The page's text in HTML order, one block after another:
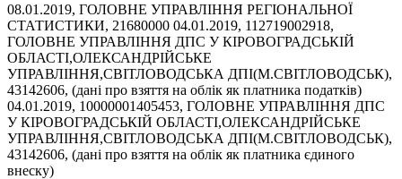
08.01.2019, ГОЛОВНЕ УПРАВЛІННЯ РЕГІОНАЛЬНОЇ
СТАТИСТИКИ, 21680000 04.01.2019, 112719002918,
ГОЛОВНЕ УПРАВЛІННЯ ДПС У КІРОВОГРАДСЬКІЙ
ОБЛАСТІ,ОЛЕКСАНДРІЙСЬКЕ
УПРАВЛІННЯ,СВІТЛОВОДСЬКА ДПІ(М.СВІТЛОВОДСЬК),
43142606, (дані про взяття на облік як платника податків)
04.01.2019, 10000001405453, ГОЛОВНЕ УПРАВЛІННЯ ДПС
У КІРОВОГРАДСЬКІЙ ОБЛАСТІ,ОЛЕКСАНДРІЙСЬКЕ
УПРАВЛІННЯ,СВІТЛОВОДСЬКА ДПІ(М.СВІТЛОВОДСЬК),
43142606, (дані про взяття на облік як платника єдиного
внеску)